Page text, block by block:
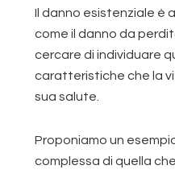
Il danno esistenziale è
come il danno da
cercare di individuare
caratteristiche che la
sua salute.
Proponiamo un
complessa di quella che